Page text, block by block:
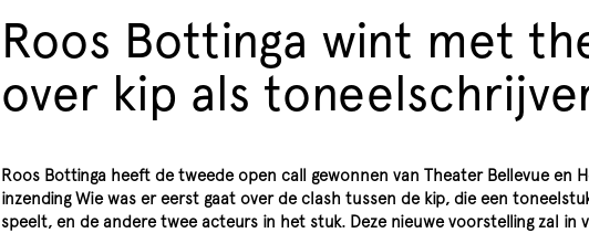
Roos Bottinga wint met
over kip als
Roos Bottinga heeft de tweede open call gewonnen van Theater Bellevue en
inzending Wie was er eerst gaat over de clash tussen de kip, die een
speelt, en de andere twee acteurs in het stuk. Deze nieuwe voorstelling zal in